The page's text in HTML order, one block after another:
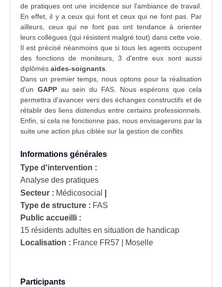
de pratiques ont une incidence sur l'ambiance de travail.
En effet, il y a ceux qui font et ceux qui ne font pas. Par
ailleurs, ceux qui ne font pas ont tendance à orienter
leurs collègues (qui résistent malgré tout) dans cette voie.
Il est précisé néanmoins que si tous les agents occupent
des fonctions de moniteurs, 3 d'entre eux sont aussi
diplômés aides-soignants
Dans un premier temps, nous optons pour la réalisation
d'un GAPP au sein du FAS. Nous espérons que cela
permettra d'avancer vers des échanges constructifs et de
rétablir des liens distendus entre certains professionnels.
Enfin, si cela ne fonctionne pas, nous envisagerons par la
suite une action plus ciblée sur la gestion de conflits
Informations générales
Type d'intervention :
Analyse des pratiques
Secteur : Médicosocial
Type de structure : FAS
Public accueilli :
15 résidents adultes en situation de handicap
Localisation : France FR57 | Moselle
Participants